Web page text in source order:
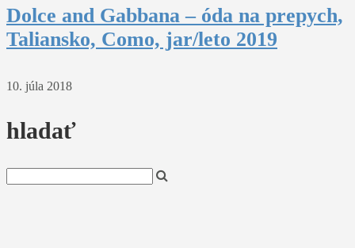
Dolce and Gabbana – óda na prepych,
Taliansko, Como, jar/leto 2019
10. júla 2018
hladať